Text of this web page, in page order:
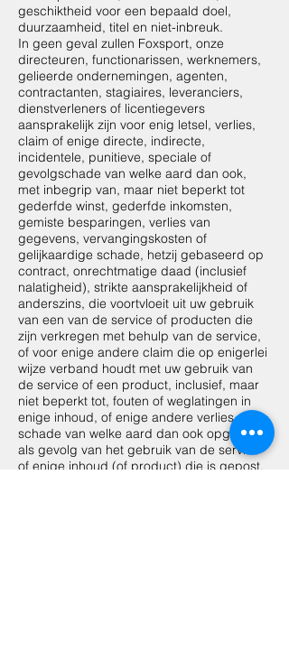
geschiktheid voor een bepaald doel,
duurzaamheid, titel en niet-inbreuk.
In geen geval zullen Foxsport, onze
directeuren, functionarissen, werknemers,
gelieerde ondernemingen, agenten,
contractanten, stagiaires, leveranciers,
dienstverleners of licentiegevers
aansprakelijk zijn voor enig letsel, verlies,
claim of enige directe, indirecte,
incidentele, punitieve, speciale of
gevolgschade van welke aard dan ook,
met inbegrip van, maar niet beperkt tot
gederfde winst, gederfde inkomsten,
gemiste besparingen, verlies van
gegevens, vervangingskosten of
gelijkaardige schade, hetzij gebaseerd op
contract, onrechtmatige daad (inclusief
nalatigheid), strikte aansprakelijkheid of
anderszins, die voortvloeit uit uw gebruik
van een van de service of producten die
zijn verkregen met behulp van de service,
of voor enige andere claim die op enigerlei
wijze verband houdt met uw gebruik van
de service of een product, inclusief, maar
niet beperkt tot, fouten of weglatingen in
enige inhoud, of enige andere verlies of
schade van welke aard dan ook opgelopen
als gevolg van het gebruik van de service
of enige inhoud (of product) die is gepost,